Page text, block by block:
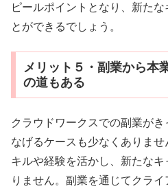
ピールポイントとなり、新た
とができるでしょう。
メリット５・副業から本
の道もある
クラウドワークスでの副業が
なげるケースも少なくありま
キルや経験を活かし、新たな
りません。副業を通じてクラ